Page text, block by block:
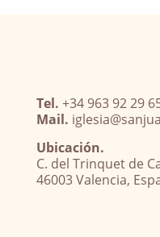
Tel. +34 963 92 29
Mail.
Ubicación.
C. del Trinquet de
46003 Valencia,